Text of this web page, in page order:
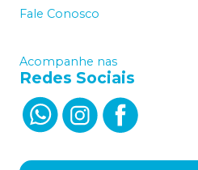
Fale Conosco
Acompanhe nas
Redes Sociais